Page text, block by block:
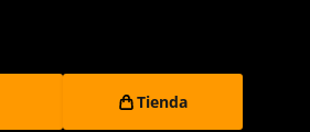
Tienda